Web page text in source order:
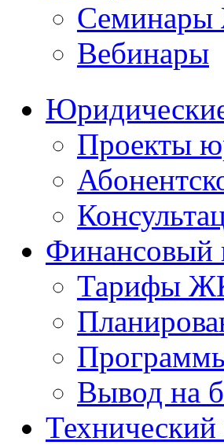
Вебинары
Проекты
Финансовый
Тарифы
Вывод на
Технический